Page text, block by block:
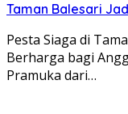
Taman Balesari
Pesta Siaga di
Berharga bagi
Pramuka dari…